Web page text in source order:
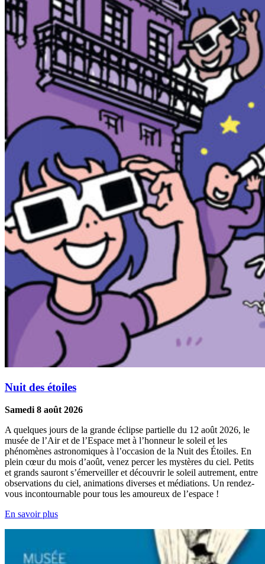
Nuit des étoiles
Samedi 8 août 2026
A quelques jours de la grande éclipse partielle du 12 août 2026, le
musée de l’Air et de l’Espace met à l’honneur le soleil et les
phénomènes astronomiques à l’occasion de la Nuit des Étoiles. En
plein cœur du mois d’août, venez percer les mystères du ciel. Petits
et grands sauront s’émerveiller et découvrir le soleil autrement, entre
observations du ciel, animations diverses et médiations. Un rendez-
vous incontournable pour tous les amoureux de l’espace !
En savoir plus